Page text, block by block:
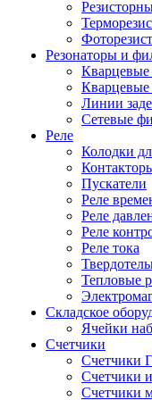
Резонаторы и
Кварцевые
Кварцевые
Линии
Сетевые
Реле
Колодки
Пускатели
Реле
Реле
Реле
Реле тока
Тепловые
Складское
Ячейки
Счетчики
Счетчики
Счетчики
Счетчики